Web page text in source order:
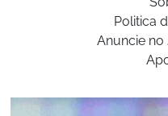
Politica
Anuncie no